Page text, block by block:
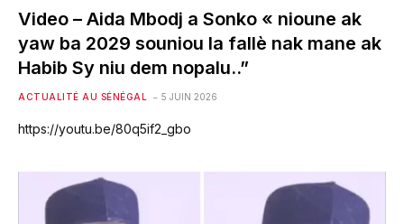
Video – Aida Mbodj a Sonko « nioune ak
yaw ba 2029 souniou la fallè nak mane ak
Habib Sy niu dem nopalu..”
ACTUALITÉ AU SÉNÉGAL 5 JUIN 2026
https://youtu.be/80q5if2_gbo